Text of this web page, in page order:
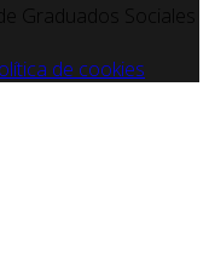
Graduados Sociales
de cookies